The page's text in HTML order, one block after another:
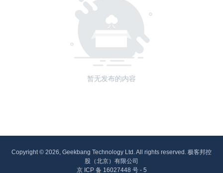
暂无发布的内容
Copyright © 2026, Geekbang Technology Ltd. All rights reserved. 极客邦控
股（北京）有限公司
京 ICP 备 16027448 号 - 5